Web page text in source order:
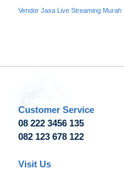
Vendor Jasa Live Streaming Murah
Customer Service
08 222 3456 135
082 123 678 122
Visit Us